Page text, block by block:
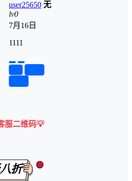
user25650 无
lv0
7月16日
1111
💡